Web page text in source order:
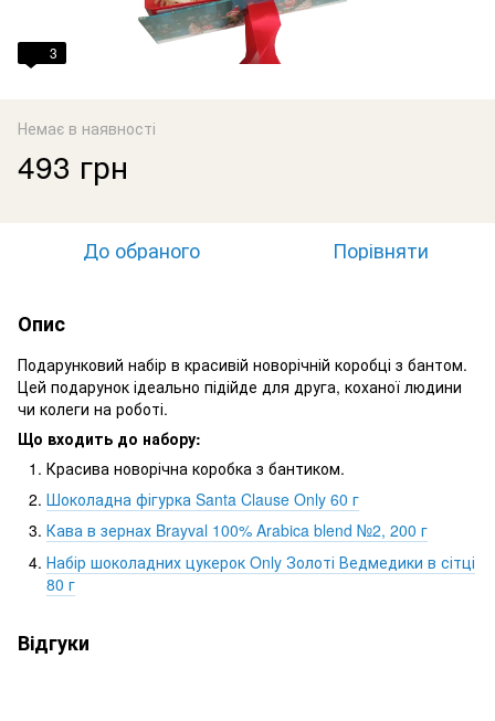
3
Немає в наявності
493 грн
До обраного Порівняти
Опис
Подарунковий набір в красивій новорічній коробці з бантом.
Цей подарунок ідеально підійде для друга, коханої людини
чи колеги на роботі.
Що входить до набору:
Красива новорічна коробка з бантиком.
Шоколадна фігурка Santa Clause Only 60 г
Кава в зернах Brayval 100% Arabica blend №2, 200 г
Набір шоколадних цукерок Only Золоті Ведмедики в сітці
80 г
Відгуки